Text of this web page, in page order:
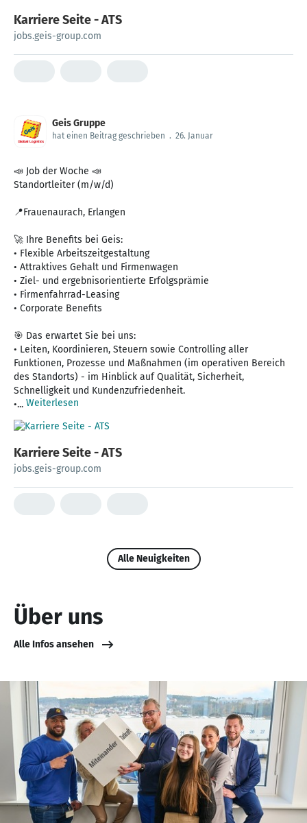
Karriere Seite - ATS
jobs.geis-group.com
Geis Gruppe
hat einen Beitrag geschrieben . 26. Januar
📣 Job der Woche 📣
Standortleiter (m/w/d)
📍Frauenaurach, Erlangen
🚀 Ihre Benefits bei Geis:
• Flexible Arbeitszeitgestaltung
• Attraktives Gehalt und Firmenwagen
• Ziel- und ergebnisorientierte Erfolgsprämie
• Firmenfahrrad-Leasing
• Corporate Benefits
🎯 Das erwartet Sie bei uns:
• Leiten, Koordinieren, Steuern sowie Controlling aller
Funktionen, Prozesse und Maßnahmen (im operativen Bereich
des Standorts) - im Hinblick auf Qualität, Sicherheit,
Schnelligkeit und Kundenzufriedenheit.
•... Weiterlesen
Karriere Seite - ATS
jobs.geis-group.com
Alle Neuigkeiten
Über uns
Alle Infos ansehen